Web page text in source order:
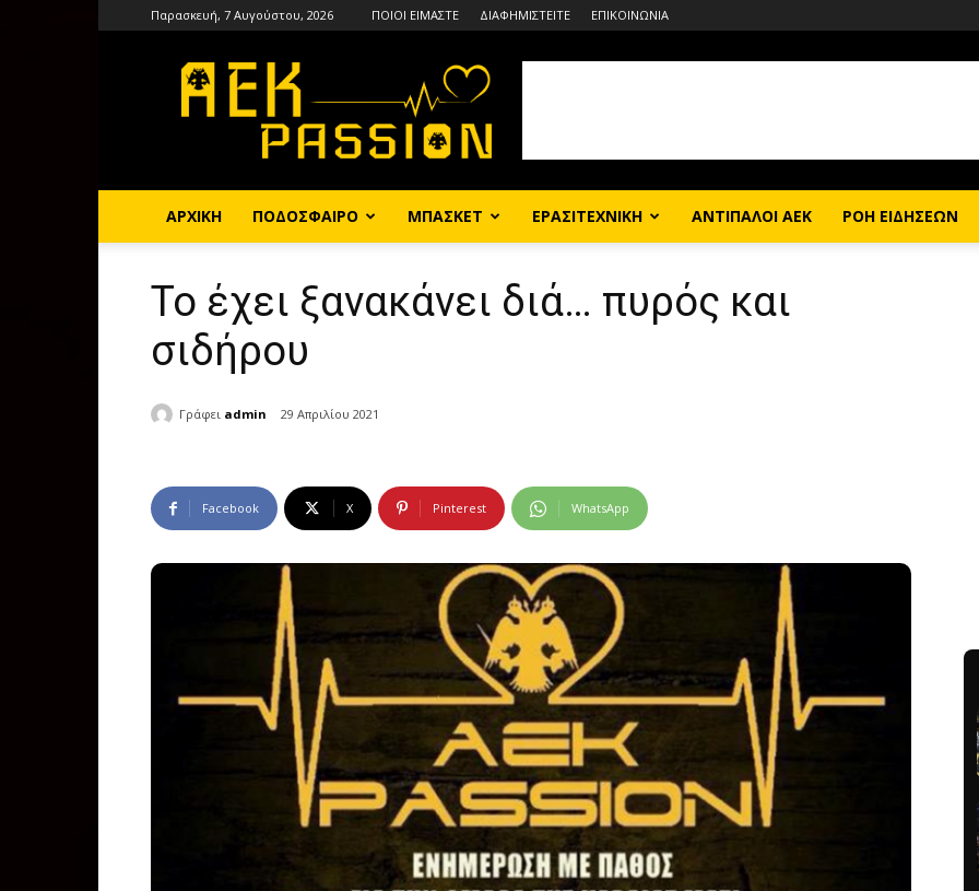
Παρασκευή, 7 Αυγούστου, 2026 ΠΟΙΟΙ ΕΙΜΑΣΤΕ ΔΙΑΦΗΜΙΣΤΕΙΤΕ ΕΠΙΚΟΙΝΩΝΙΑ
ΑΡΧΙΚΗ ΠΟΔΟΣΦΑΙΡΟ ΜΠΑΣΚΕΤ ΕΡΑΣΙΤΕΧΝΙΚΗ ΑΝΤΙΠΑΛΟΙ ΑΕΚ ΡΟΗ ΕΙΔΗΣΕΩΝ
Το έχει ξανακάνει διά… πυρός και
σιδήρου
Γράφει admin 29 Απριλίου 2021
Facebook X Pinterest WhatsApp